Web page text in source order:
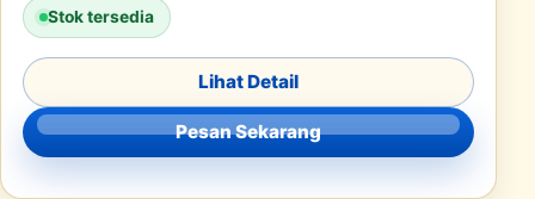
Stok tersedia
Lihat Detail
Pesan Sekarang